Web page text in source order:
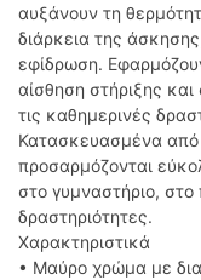
αυξάνουν τη
διάρκεια της
εφίδρωση.
αίσθηση στήριξης
τις καθημερινές
Κατασκευασμένα από
προσαρμόζονται
στο γυμναστήριο,
δραστηριότητες.
Χαρακτηριστικά
• Μαύρο χρώμα με